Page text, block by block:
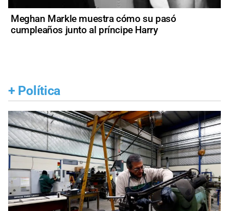
Meghan Markle muestra cómo su pasó
cumpleaños junto al príncipe Harry
+ Política